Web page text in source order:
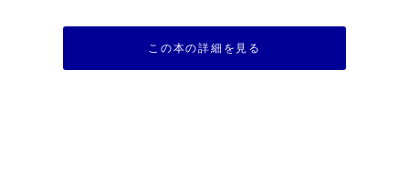
この本の詳細を見る